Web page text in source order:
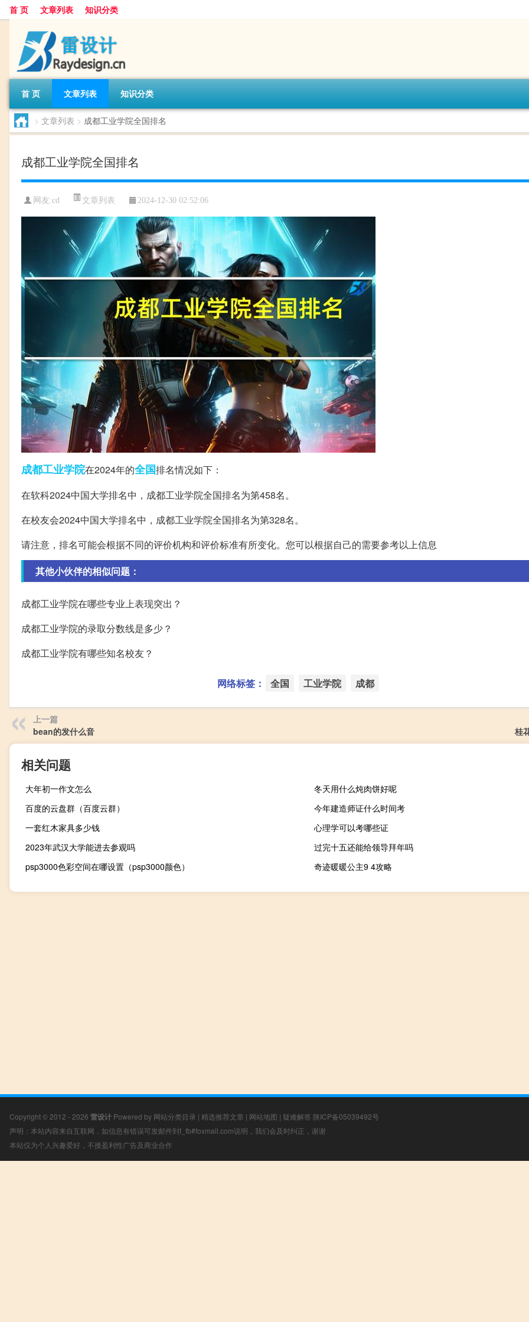
首 页 文章列表 知识分类
首 页 文章列表 知识分类
> 文章列表 > 成都工业学院全国排名
成都工业学院全国排名
网友:cd 文章列表 2024-12-30 02:52:06
成都工业学院在2024年的全国排名情况如下：
在软科2024中国大学排名中，成都工业学院全国排名为第458名。
在校友会2024中国大学排名中，成都工业学院全国排名为第328名。
请注意，排名可能会根据不同的评价机构和评价标准有所变化。您可以根据自己的需要参考以上信息
其他小伙伴的相似问题：
成都工业学院在哪些专业上表现突出？
成都工业学院的录取分数线是多少？
成都工业学院有哪些知名校友？
网络标签： 全国 工业学院 成都
上一篇
bean的发什么音
桂
相关问题
大年初一作文怎么
冬天用什么炖肉饼好呢
百度的云盘群（百度云群）
今年建造师证什么时间考
一套红木家具多少钱
心理学可以考哪些证
2023年武汉大学能进去参观吗
过完十五还能给领导拜年吗
psp3000色彩空间在哪设置（psp3000颜色）
奇迹暖暖公主9 4攻略
Copyright © 2012 - 2026 雷设计 Powered by 网站分类目录 | 精选推荐文章 | 网站地图 | 疑难解答 陕ICP备05039492号
声明：本站内容来自互联网，如信息有错误可发邮件到f_fb#foxmail.com说明，我们会及时纠正，谢谢
本站仅为个人兴趣爱好，不接盈利性广告及商业合作